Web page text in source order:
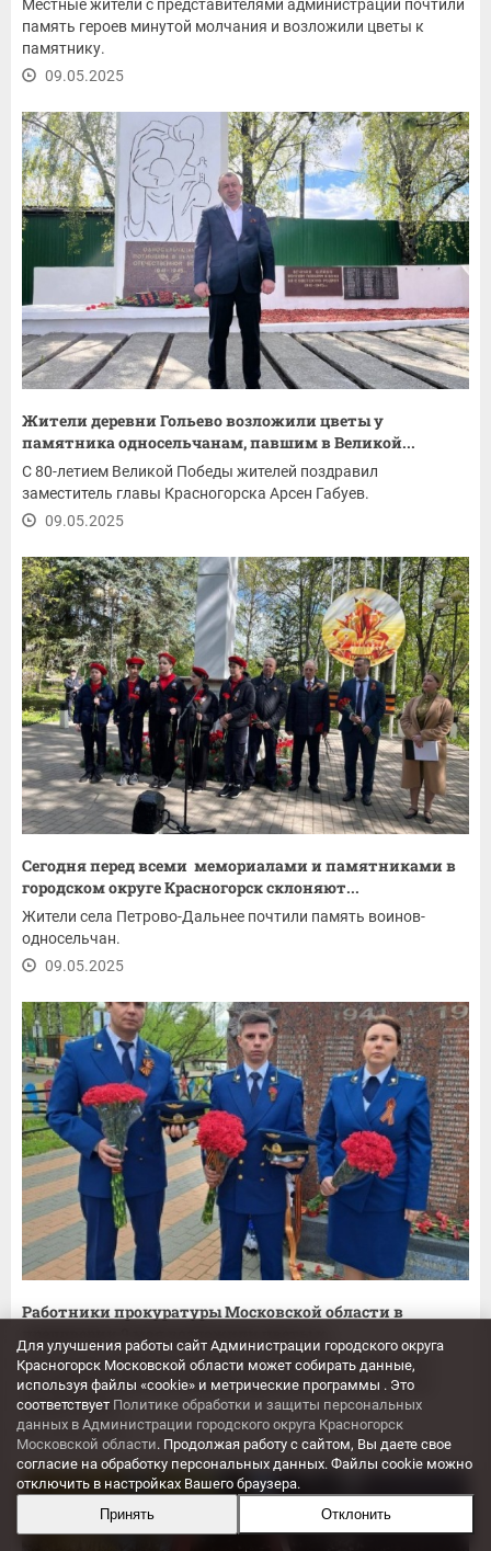
Местные жители с представителями администрации почтили
память героев минутой молчания и возложили цветы к
памятнику.
09.05.2025
Жители деревни Гольево возложили цветы у
памятника односельчанам, павшим в Великой...
С 80-летием Великой Победы жителей поздравил
заместитель главы Красногорска Арсен Габуев.
09.05.2025
Сегодня перед всеми мемориалами и памятниками в
городском округе Красногорск склоняют...
Жители села Петрово-Дальнее почтили память воинов-
односельчан.
09.05.2025
Работники прокуратуры Московской области в
Начальник отдела по надзору за исполнением законов о
несовершеннолетних прокуратуры Московской области
Шанин Павел...
09.05.2025
Для улучшения работы сайт Администрации городского округа
Красногорск Московской области может собирать данные,
используя файлы «cookie» и метрические программы . Это
соответствует Политике обработки и защиты персональных
данных в Администрации городского округа Красногорск
Московской области. Продолжая работу с сайтом, Вы даете свое
согласие на обработку персональных данных. Файлы cookie можно
отключить в настройках Вашего браузера.
Принять
Отклонить